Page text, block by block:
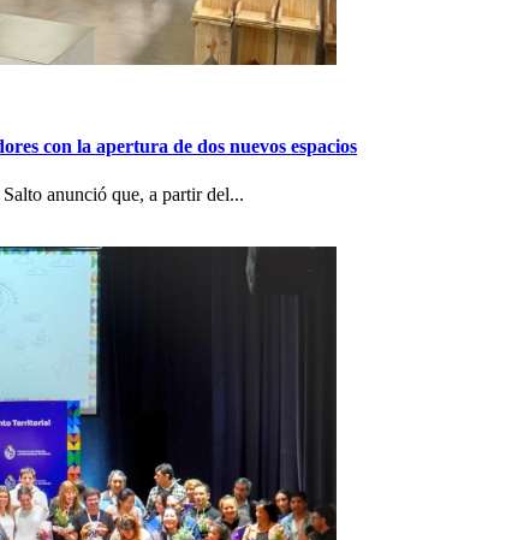
con la apertura de dos nuevos espacios
anunció que, a partir del...